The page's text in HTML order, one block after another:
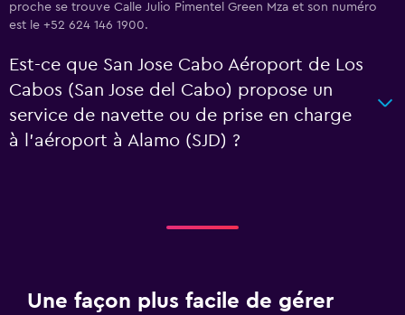
proche se trouve Calle Julio Pimentel Green Mza et son numéro
est le +52 624 146 1900.
Est-ce que San Jose Cabo Aéroport de Los
Cabos (San Jose del Cabo) propose un
service de navette ou de prise en charge
à l’aéroport à Alamo (SJD) ?
Une façon plus facile de gérer